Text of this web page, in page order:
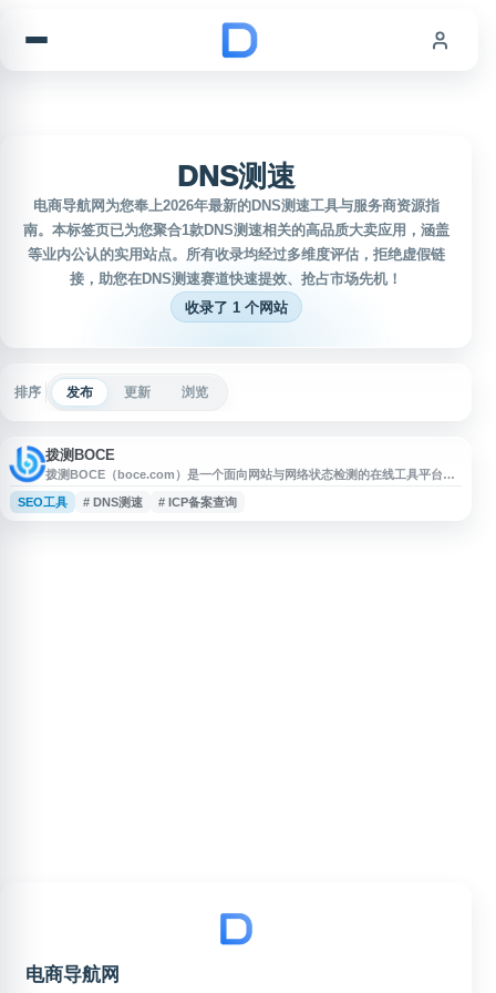
DNS测速
电商导航网为您奉上2026年最新的DNS测速工具与服务商资源指
南。本标签页已为您聚合1款DNS测速相关的高品质大卖应用，涵盖
等业内公认的实用站点。所有收录均经过多维度评估，拒绝虚假链
接，助您在DNS测速赛道快速提效、抢占市场先机！
收录了 1 个网站
排序 发布 更新 浏览
拨测BOCE
拨测BOCE（boce.com）是一个面向网站与网络状态检测的在线工具平台，
提供网站测速、宽带网速测试、Ping 测速、DNS 测速、IPv6 测试等功能，并
支持 ICP 备案查询和 Whois 信息查询。平台通过国内外多节点检测，帮助用
SEO工具 # DNS测速 # ICP备案查询
电商导航网